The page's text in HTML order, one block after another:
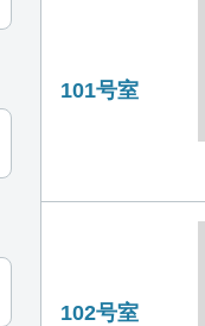
101号室
102号室